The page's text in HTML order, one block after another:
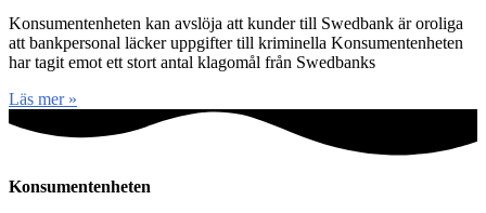
Konsumentenheten kan avslöja att kunder till Swedbank är oroliga
att bankpersonal läcker uppgifter till kriminella Konsumentenheten
har tagit emot ett stort antal klagomål från Swedbanks
Läs mer »
Konsumentenheten